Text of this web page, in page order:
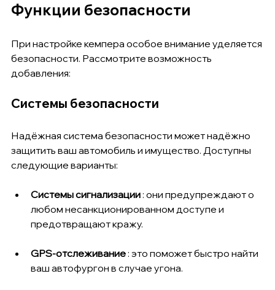
Функции безопасности
При настройке кемпера особое внимание уделяется
безопасности. Рассмотрите возможность
добавления:
Системы безопасности
Надёжная система безопасности может надёжно
защитить ваш автомобиль и имущество. Доступны
следующие варианты:
Системы сигнализации : они предупреждают о
любом несанкционированном доступе и
предотвращают кражу.
GPS-отслеживание : это поможет быстро найти
ваш автофургон в случае угона.